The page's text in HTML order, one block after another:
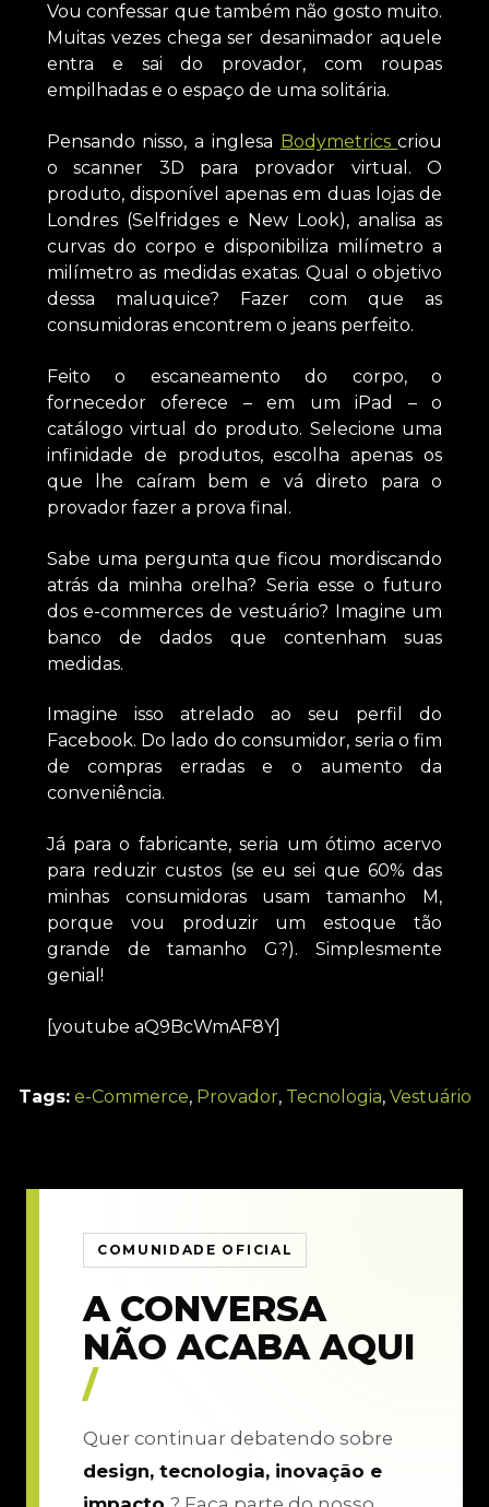
Vou confessar que também não gosto muito.
Muitas vezes chega ser desanimador aquele
entra e sai do provador, com roupas
empilhadas e o espaço de uma solitária.
Pensando nisso, a inglesa Bodymetricscriou
o scanner 3D para provador virtual. O
produto, disponível apenas em duas lojas de
Londres (Selfridges e New Look), analisa as
curvas do corpo e disponibiliza milímetro a
milímetro as medidas exatas. Qual o objetivo
dessa maluquice? Fazer com que as
consumidoras encontrem o jeans perfeito.
Feito o escaneamento do corpo, o
fornecedor oferece – em um iPad – o
catálogo virtual do produto. Selecione uma
infinidade de produtos, escolha apenas os
que lhe caíram bem e vá direto para o
provador fazer a prova final.
Sabe uma pergunta que ficou mordiscando
atrás da minha orelha? Seria esse o futuro
dos e-commerces de vestuário? Imagine um
banco de dados que contenham suas
medidas.
Imagine isso atrelado ao seu perfil do
Facebook. Do lado do consumidor, seria o fim
de compras erradas e o aumento da
conveniência.
Já para o fabricante, seria um ótimo acervo
para reduzir custos (se eu sei que 60% das
minhas consumidoras usam tamanho M,
porque vou produzir um estoque tão
grande de tamanho G?). Simplesmente
genial!
[youtube aQ9BcWmAF8Y]
Tags: e-Commerce, Provador, Tecnologia, Vestuário
COMUNIDADE OFICIAL
A CONVERSA
NÃO ACABA AQUI
/
Quer continuar debatendo sobre
design, tecnologia, inovação e